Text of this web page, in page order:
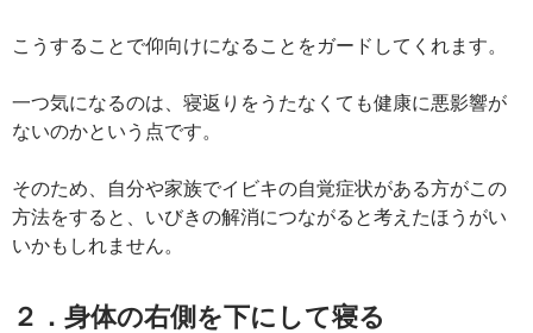
こうすることで仰向けになることをガードしてくれます。
一つ気になるのは、寝返りをうたなくても健康に悪影響が
ないのかという点です。
そのため、自分や家族でイビキの自覚症状がある方がこの
方法をすると、いびきの解消につながると考えたほうがい
いかもしれません。
２．身体の右側を下にして寝る